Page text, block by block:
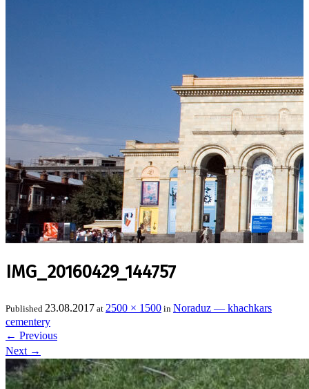
IMG_20160429_144757
Published 23.08.2017 at 2500 × 1500 in Noraduz — khachkars
cementery
← Previous
Next →